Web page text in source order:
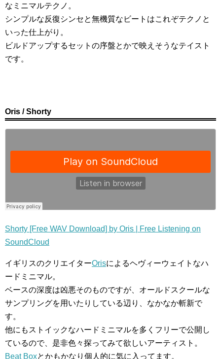
なミニマルテクノ。
シンプルな反復シンセと無機質なビートはこれぞテクノと
いった仕上がり。
ビルドアップするセットの序盤とかで映えそうなテイスト
です。
Oris / Shorty
Shorty [Free WAV Download] by Oris | Free Listening on
SoundCloud
イギリスのクリエイターOrisによるヘヴィーウェイトなハ
ードミニマル。
ベースの深度は凶悪そのものですが、オールドスクールな
サンプリングを用いたりしている辺り、なかなか斬新で
す。
他にもストイックなハードミニマルを多くフリーで公開し
ているので、是非色々探ってみて欲しいアーティスト。
Beat Boxとかもかなり個人的に気に入ってます。